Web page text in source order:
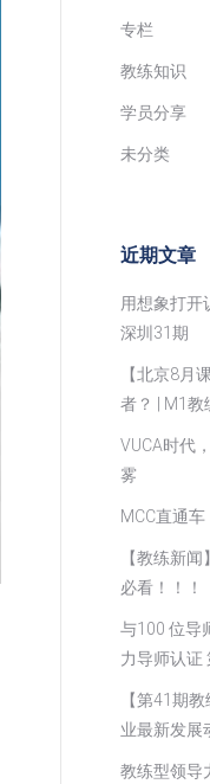
专栏
教练知识
学员分享
未分类
近期文章
用想象打开
深圳31期
【北京8月
者？ | M1教
VUCA时代
雾
MCC直通
【教练新
必看！！！
与100 位导
力导师认证
【第41期
业最新发展
教练型领导